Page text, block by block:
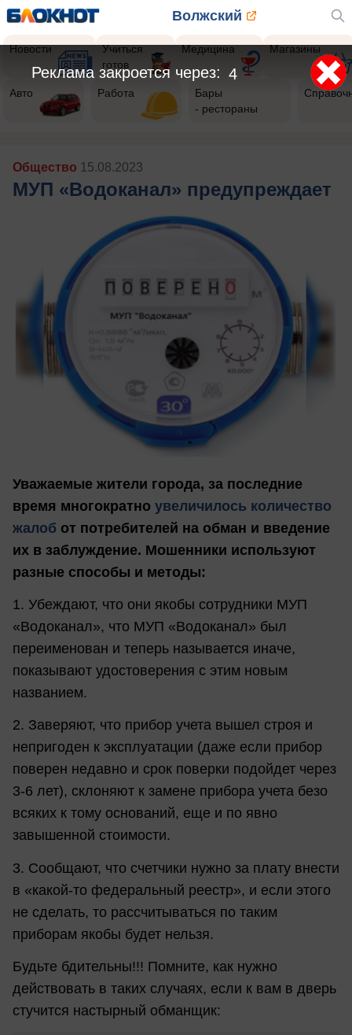
Волжский
Новости
Учиться
готов
Медицина Магазины
Авто Работа
Бары
- рестораны
Общество 15.08.2023
МУП «Водоканал» предупреждает
Уважаемые жители города, за последние
время многократно увеличилось количество
жалоб от потребителей на обман и введение
их в заблуждение. Мошенники используют
разные способы и методы:
1. Убеждают, что они якобы сотрудники МУП
«Водоканал», что МУП «Водоканал» был
переименован и теперь называется иначе,
показывают удостоверения с этим новым
названием.
2. Заверяют, что прибор учета вышел строя и
непригоден к эксплуатации (даже если прибор
поверен недавно и срок поверки подойдет через
3-6 лет), склоняют к замене прибора учета безо
всяких к тому оснований, еще и по явно
завышенной стоимости.
3. Сообщают, что счетчики нужно за плату внести
в «какой-то федеральный реестр», и если этого
не сделать, то рассчитываться по таким
приборам якобы будет нельзя.
Будьте бдительны!!! Помните, как нужно
действовать в таких случаях, если к вам в дверь
стучится настырный обманщик:
2
Реклама закроется через: